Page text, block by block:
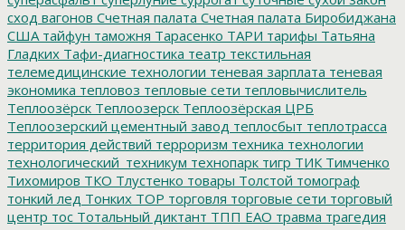
сход вагонов Счетная палата Счетная палата Биробиджана
США тайфун таможня Тарасенко ТАРИ тарифы Татьяна
Гладких Тафи-диагностика театр текстильная
телемедицинские технологии теневая зарплата теневая
экономика тепловоз тепловые сети тепловычислитель
Теплоозёрск Теплоозерск Теплоозёрская ЦРБ
Теплоозерский цементный завод теплосбыт теплотрасса
территория действий терроризм техника технологии
технологический_техникум технопарк тигр ТИК Тимченко
Тихомиров ТКО Тлустенко товары Толстой томограф
тонкий лед Тонких ТОР торговля торговые сети торговый
центр тос Тотальный диктант ТПП ЕАО травма трагедия